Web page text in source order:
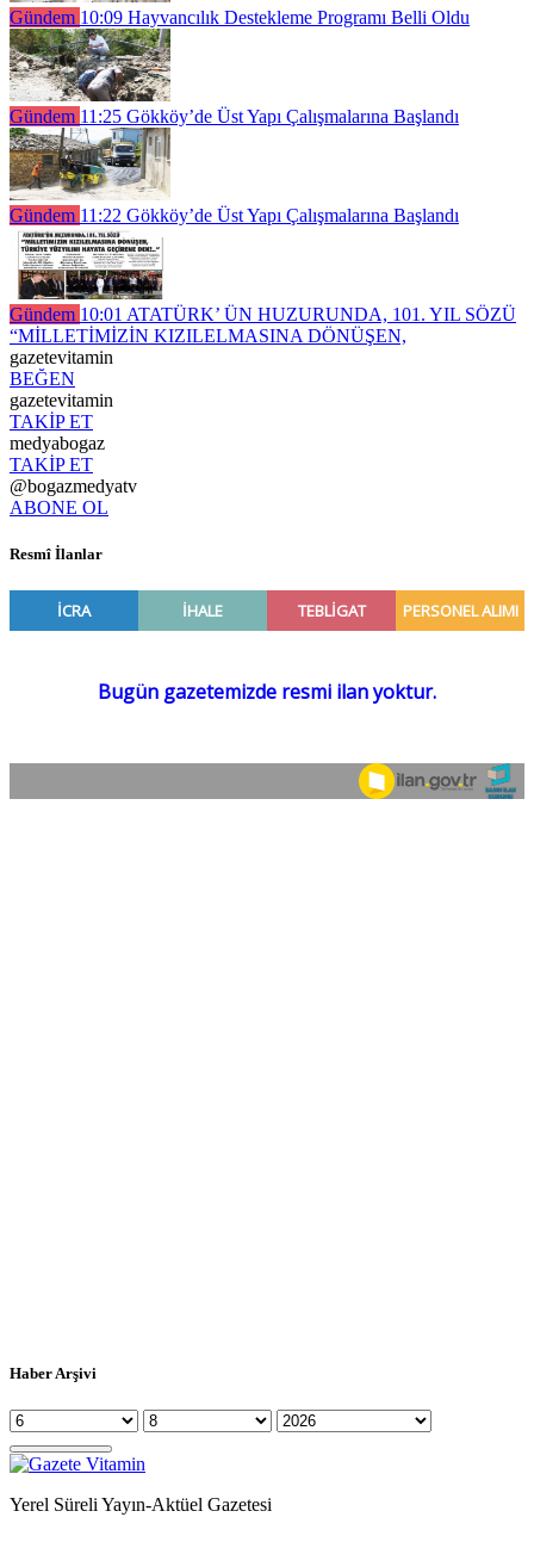
Gündem 10:09 Hayvancılık Destekleme Programı Belli Oldu
Gündem 11:25 Gökköy’de Üst Yapı Çalışmalarına Başlandı
Gündem 11:22 Gökköy’de Üst Yapı Çalışmalarına Başlandı
Gündem 10:01 ATATÜRK’ ÜN HUZURUNDA, 101. YIL SÖZÜ
“MİLLETİMİZİN KIZILELMASINA DÖNÜŞEN,
gazetevitamin
BEĞEN
gazetevitamin
TAKİP ET
medyabogaz
TAKİP ET
@bogazmedyatv
ABONE OL
Resmî İlanlar
Haber Arşivi
Yerel Süreli Yayın-Aktüel Gazetesi